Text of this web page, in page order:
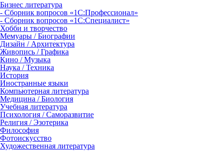
Бизнес литература
- Сборник вопросов «1С:Профессионал»
- Сборник вопросов «1С:Специалист»
Хобби и творчество
Мемуары / Биографии
Дизайн / Архитектура
Живопись / Графика
Кино / Музыка
Наука / Техника
История
Иностранные языки
Компьютерная литература
Медицина / Биология
Учебная литература
Психология / Саморазвитие
Религия / Эзотерика
Философия
Фотоискусство
Художественная литература